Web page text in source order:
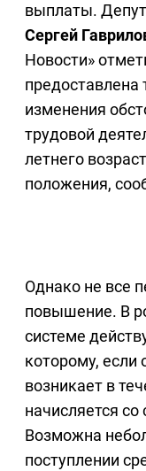
выплаты.
Сергей
Новости»
предоставлена
изменения
трудовой
летнего
положения,
Однако не все
повышение. В
системе
которому, если
возникает в
начисляется
Возможна
поступлении